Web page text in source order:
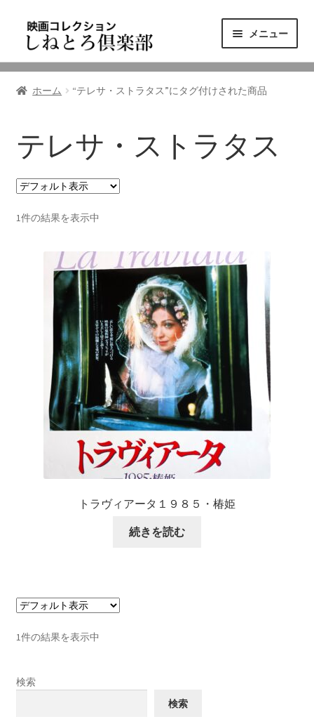
ゲ
シ
へ
キ
プ
テ
ツ
キ
プ
メニュー
ニュース
東三河の映画館
しねとろ倶楽部について
リンクの旅
ホーム “テレサ・ストラタス”にタグ付けされた商品
テレサ・ストラタス
1件の結果を表示中
トラヴィアータ１９８５・椿姫
続きを読む
1件の結果を表示中
検索
検索